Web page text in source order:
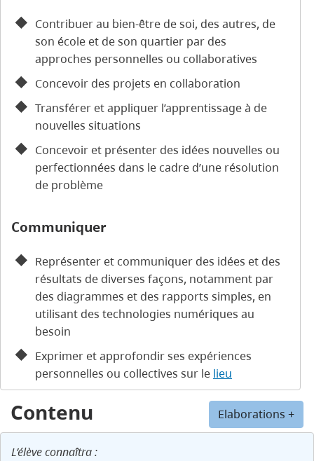
Elaborations +
Contenu
L’élève connaîtra :
Contribuer au bien-être de soi, des autres, de
son école et de son quartier par des
approches personnelles ou collaboratives
Concevoir des projets en collaboration
Transférer et appliquer l’apprentissage à de
nouvelles situations
Concevoir et présenter des idées nouvelles ou
perfectionnées dans le cadre d’une résolution
de problème
Communiquer
Représenter et communiquer des idées et des
résultats de diverses façons, notamment par
des diagrammes et des rapports simples, en
utilisant des technologies numériques au
besoin
Exprimer et approfondir ses expériences
personnelles ou collectives sur le lieu